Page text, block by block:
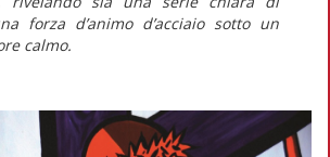
forza d’animo d’acciaio sotto un
calmo.